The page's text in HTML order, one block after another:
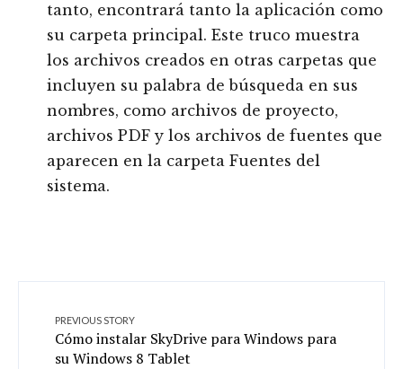
tanto, encontrará tanto la aplicación como
su carpeta principal. Este truco muestra
los archivos creados en otras carpetas que
incluyen su palabra de búsqueda en sus
nombres, como archivos de proyecto,
archivos PDF y los archivos de fuentes que
aparecen en la carpeta Fuentes del
sistema.
PREVIOUS STORY
Cómo instalar SkyDrive para Windows para
su Windows 8 Tablet